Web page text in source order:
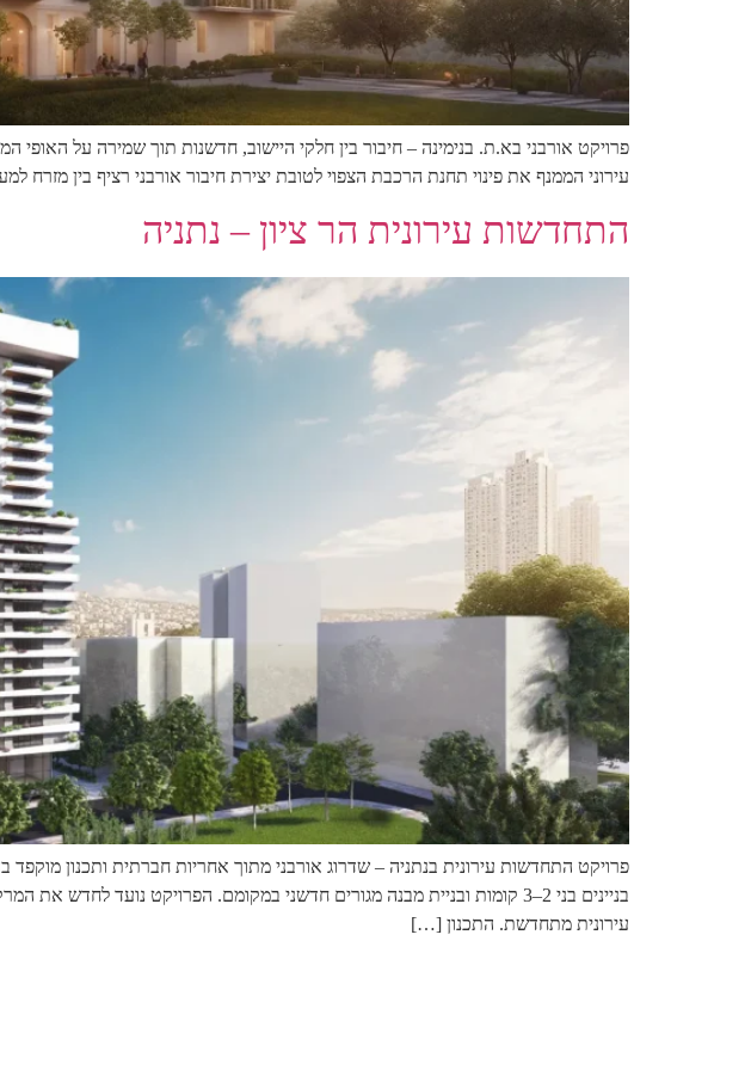
פרויקט אורבני בא.ת. בנימינה – חיבור בין חלקי היישוב, חדשנות תוך שמירה על
עירוני הממנף את פינוי תחנת הרכבת הצפוי לטובת יצירת חיבור אורבני רציף בין
התחדשות עירונית הר ציון – נתניה
פרויקט התחדשות עירונית בנתניה – שדרוג אורבני מתוך אחריות חברתית ותכנון מוקפד
בניינים בני 2–3 קומות ובניית מבנה מגורים חדשני במקומם. הפרויקט נועד
עירונית מתחדשת. התכנון […]